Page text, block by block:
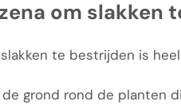
om slakken
te bestrijden is
de grond rond de planten